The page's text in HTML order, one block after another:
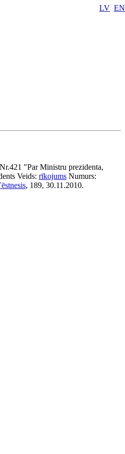
LV EN
"Par Ministru prezidenta,
Veids: rīkojums Numurs:
, 189, 30.11.2010.